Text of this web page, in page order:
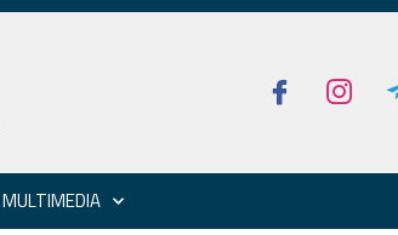
MULTIMEDIA